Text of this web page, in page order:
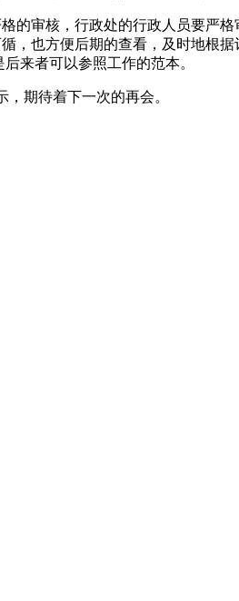
审核，行政处的行政人员要严
，也方便后期的查看，及时地根
来者可以参照工作的范本。
期待着下一次的再会。